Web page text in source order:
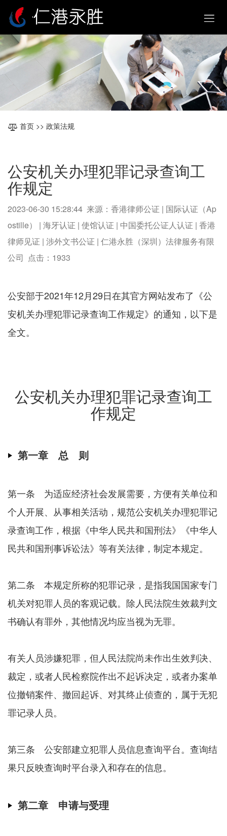
首页 >> 政策法规
公安机关办理犯罪记录查询工
作规定
2023-06-30 15:28:44 来源：香港律师公证 | 国际认证（Ap
ostille） | 海牙认证 | 使馆认证 | 中国委托公证人认证 | 香港
律师见证 | 涉外文书公证 | 仁港永胜（深圳）法律服务有限
公司 点击： 1933
公安部于2021年12月29日在其官方网站发布了《公
安机关办理犯罪记录查询工作规定》的通知，以下是
全文。
公安机关办理犯罪记录查询工
作规定
第一章 总 则
第一条 为适应经济社会发展需要，方便有关单位和
个人开展、从事相关活动，规范公安机关办理犯罪记
录查询工作，根据《中华人民共和国刑法》《中华人
民共和国刑事诉讼法》等有关法律，制定本规定。
第二条 本规定所称的犯罪记录，是指我国国家专门
机关对犯罪人员的客观记载。除人民法院生效裁判文
书确认有罪外，其他情况均应当视为无罪。
有关人员涉嫌犯罪，但人民法院尚未作出生效判决、
裁定，或者人民检察院作出不起诉决定，或者办案单
位撤销案件、撤回起诉、对其终止侦查的，属于无犯
罪记录人员。
第三条 公安部建立犯罪人员信息查询平台。查询结
果只反映查询时平台录入和存在的信息。
第二章 申请与受理